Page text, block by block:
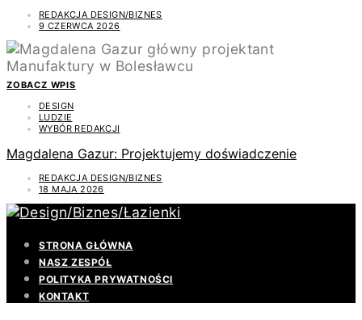
REDAKCJA DESIGN/BIZNES
9 CZERWCA 2026
ZOBACZ WPIS
DESIGN
LUDZIE
WYBÓR REDAKCJI
Magdalena Gazur: Projektujemy doświadczenie
REDAKCJA DESIGN/BIZNES
18 MAJA 2026
STRONA GŁÓWNA
NASZ ZESPÓŁ
POLITYKA PRYWATNOŚCI
KONTAKT